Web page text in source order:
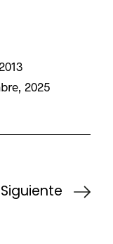
2025
Siguiente